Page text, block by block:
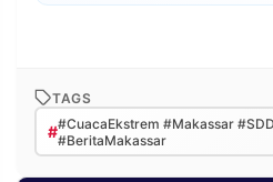
TAGS
##CuacaEkstrem #Makassar
#BeritaMakassar